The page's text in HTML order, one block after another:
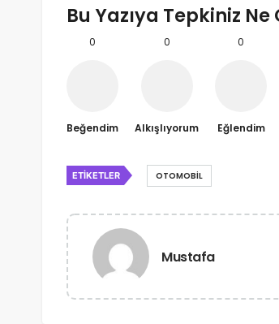
Bu Yazıya Tepkiniz Ne
0
Beğendim
0
Alkışlıyorum
0
Eğlendim
ETIKETLER OTOMOBIL
Mustafa